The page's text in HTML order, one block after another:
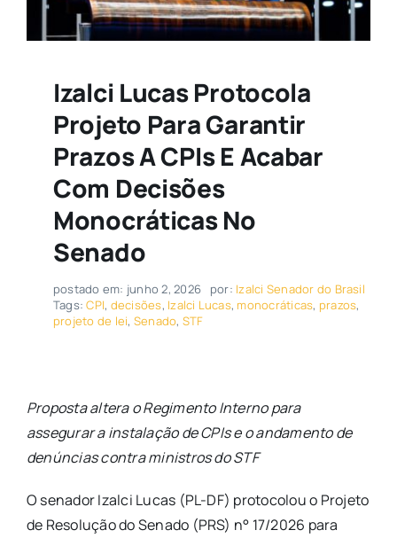
Izalci Lucas Protocola
Projeto Para Garantir
Prazos A CPIs E Acabar
Com Decisões
Monocráticas No
Senado
postado em: junho 2, 2026 por: Izalci Senador do Brasil
Tags:CPI, decisões, Izalci Lucas, monocráticas, prazos,
projeto de lei, Senado, STF
Proposta altera o Regimento Interno para
assegurar a instalação de CPIs e o andamento de
denúncias contra ministros do STF
O senador Izalci Lucas (PL-DF) protocolou o Projeto
de Resolução do Senado (PRS) n° 17/2026 para